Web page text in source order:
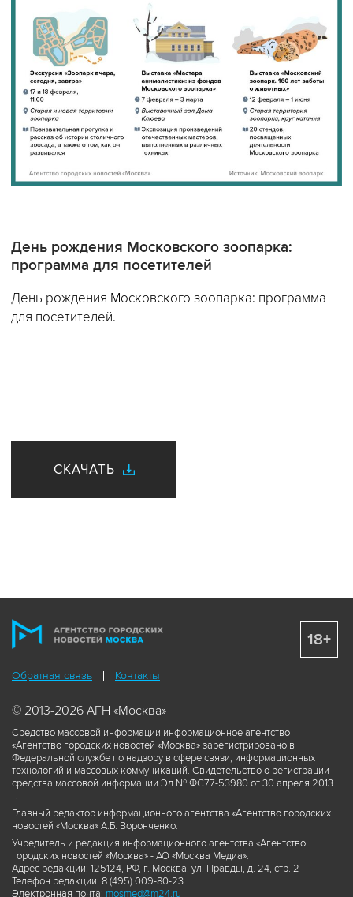
День рождения Московского зоопарка:
программа для посетителей
День рождения Московского зоопарка: программа
для посетителей.
СКАЧАТЬ
Обратная связь Контакты
© 2013-2026 АГН «Москва»
Средство массовой информации информационное агентство
«Агентство городских новостей «Москва» зарегистрировано в
Федеральной службе по надзору в сфере связи, информационных
технологий и массовых коммуникаций. Свидетельство о регистрации
средства массовой информации Эл № ФС77-53980 от 30 апреля 2013
г.
Главный редактор информационного агентства «Агентство городских
новостей «Москва» А.Б. Воронченко.
Учредитель и редакция информационного агентства «Агентство
городских новостей «Москва» - АО «Москва Медиа».
Адрес редакции: 125124, РФ, г. Москва, ул. Правды, д. 24, стр. 2
Телефон редакции: 8 (495) 009-80-23
Электронная почта: mosmed@m24.ru
18+